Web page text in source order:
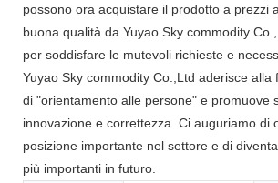
possono ora acquistare il prodotto a prezzi
buona qualità da Yuyao Sky commodity
per soddisfare le mutevoli richieste e
Yuyao Sky commodity Co.,Ltd aderisce alla
di "orientamento alle persone" e promuove
innovazione e correttezza. Ci auguriamo di
posizione importante nel settore e di
più importanti in futuro.